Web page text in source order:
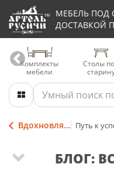
МЕБЕЛЬ ПОД
ДОСТАВКОЙ
Комплекты
мебели
Столы
Вдохновляющие видео
БЛОГ: